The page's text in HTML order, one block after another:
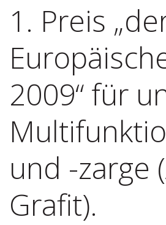
1. Preis
2009“ für
und -zarge
Grafit).